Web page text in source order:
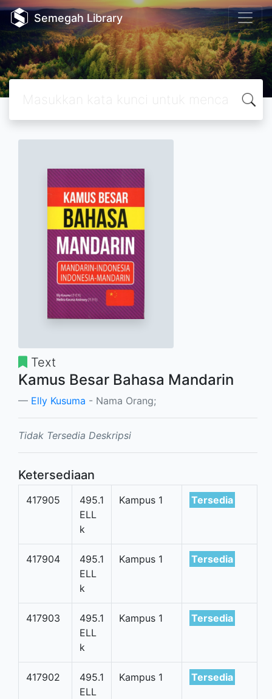
Semegah Library
Text
Kamus Besar Bahasa Mandarin
Elly Kusuma - Nama Orang;
Tidak Tersedia Deskripsi
Ketersediaan
417905
495.1
ELL
k
Kampus 1 Tersedia
417904
495.1
ELL
k
Kampus 1 Tersedia
417903
495.1
ELL
k
Kampus 1 Tersedia
417902
495.1
ELL
Kampus 1 Tersedia